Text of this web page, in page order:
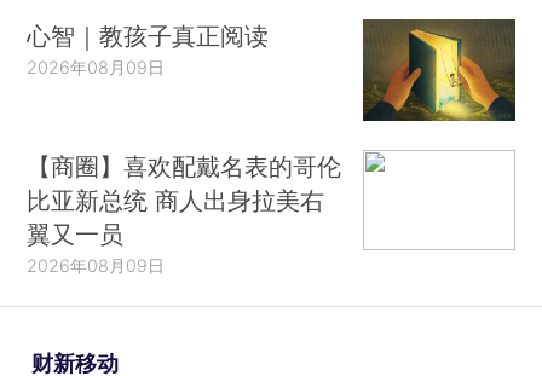
心智｜教孩子真正阅读
2026年08月09日
【商圈】喜欢配戴名表的哥伦
比亚新总统 商人出身拉美右
翼又一员
2026年08月09日
财新移动